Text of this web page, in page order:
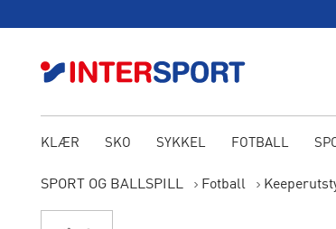
KLÆR SKO SYKKEL FOTBALL
SPORT OG BALLSPILL Fotball